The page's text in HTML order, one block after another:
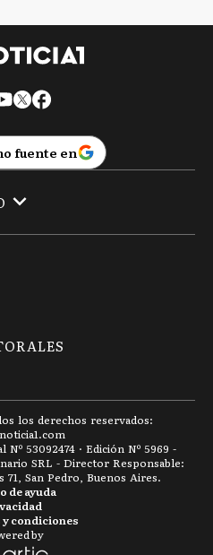
fuente en
los derechos reservados:
53092474 · Edición Nº 5969 -
SRL - Director Responsable:
San Pedro, Buenos Aires.
condiciones
de ayuda
by